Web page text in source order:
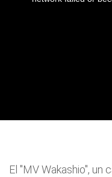
El "MV Wakashio", un